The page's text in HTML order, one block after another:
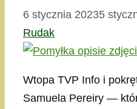
6 stycznia 20235
Rudak
Wtopa TVP Info i
Samuela Pereiry —